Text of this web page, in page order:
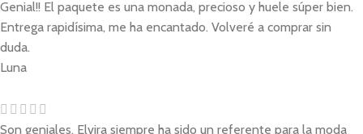
Genial!! El paquete es una monada, precioso y huele súper bien.
Entrega rapidísima, me ha encantado. Volveré a comprar sin
duda.
Luna
Son geniales. Elvira siempre ha sido un referente para la moda